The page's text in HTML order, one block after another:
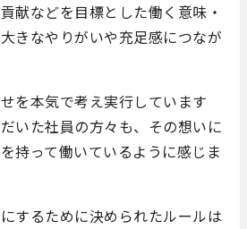
献などを目標とした働く意味・
きなやりがいや充足感につなが
を本気で考え実行しています
いた社員の方々も、その想いに
持って働いているように感じま
するために決められたルールは